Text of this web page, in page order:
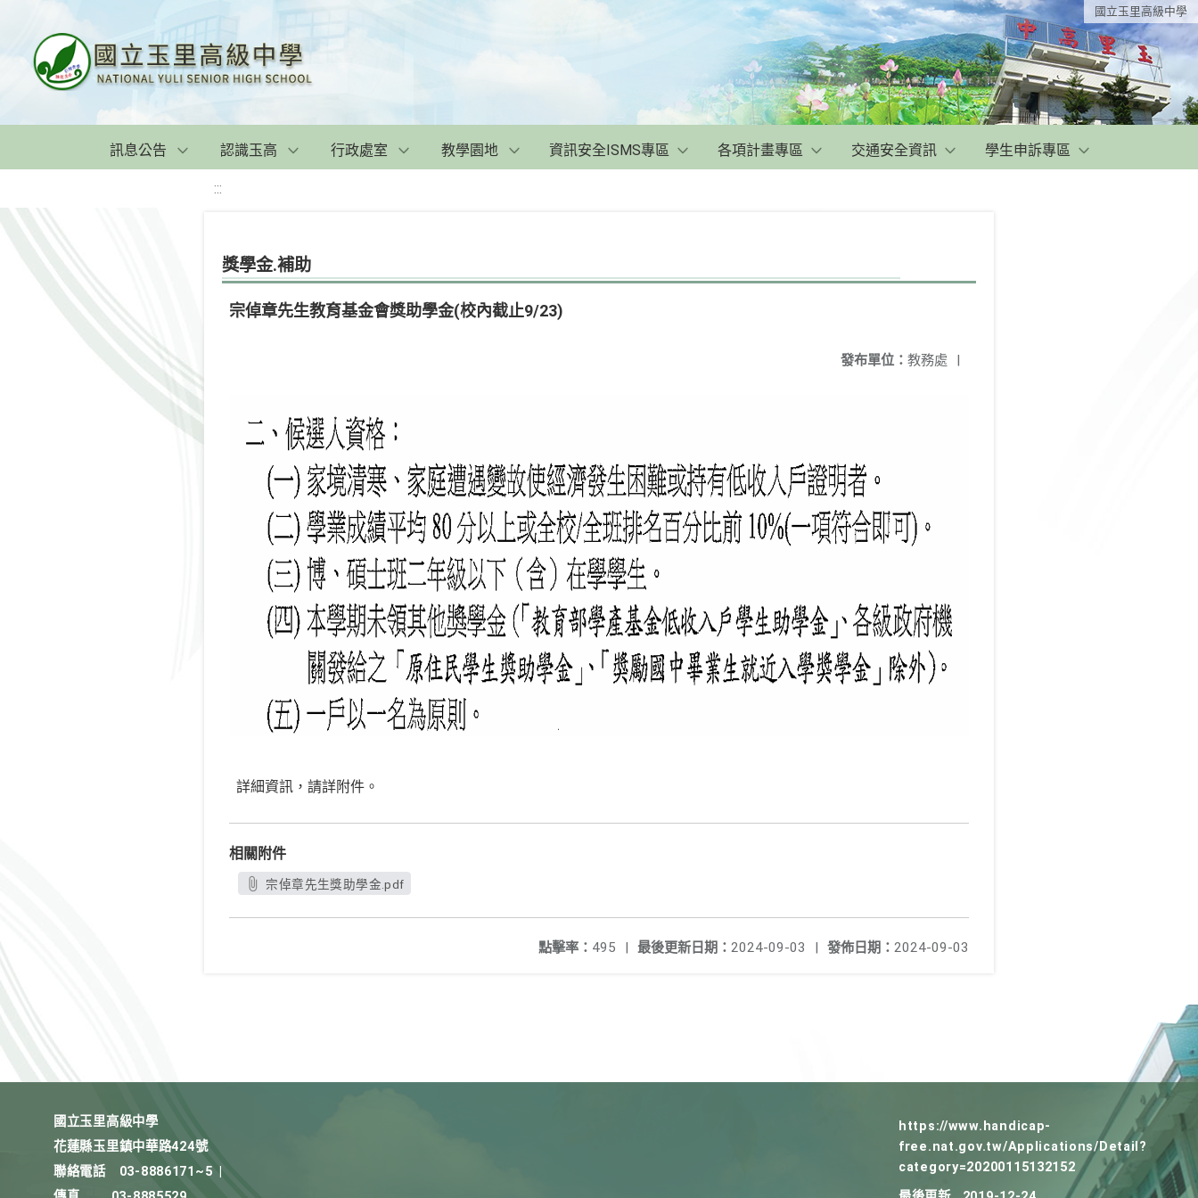
國立玉里高級中學
訊息公告 認識玉高 行政處室 教學園地 資訊安全ISMS專區 各項計畫專區 交通安全資訊 學生申訴專區
:::
獎學金.補助
宗倬章先生教育基金會獎助學金(校內截止9/23)
發布單位： 教務處 |
詳細資訊，請詳附件。
相關附件
宗倬章先生獎助學金.pdf
發佈日期： 2024-09-03
最後更新日期： 2024-09-03 |
點擊率： 495 |
國立玉里高級中學
花蓮縣玉里鎮中華路424號
聯絡電話
03-8886171~5
https://www.handicap-
free.nat.gov.tw/Applications/Detail?
category=20200115132152